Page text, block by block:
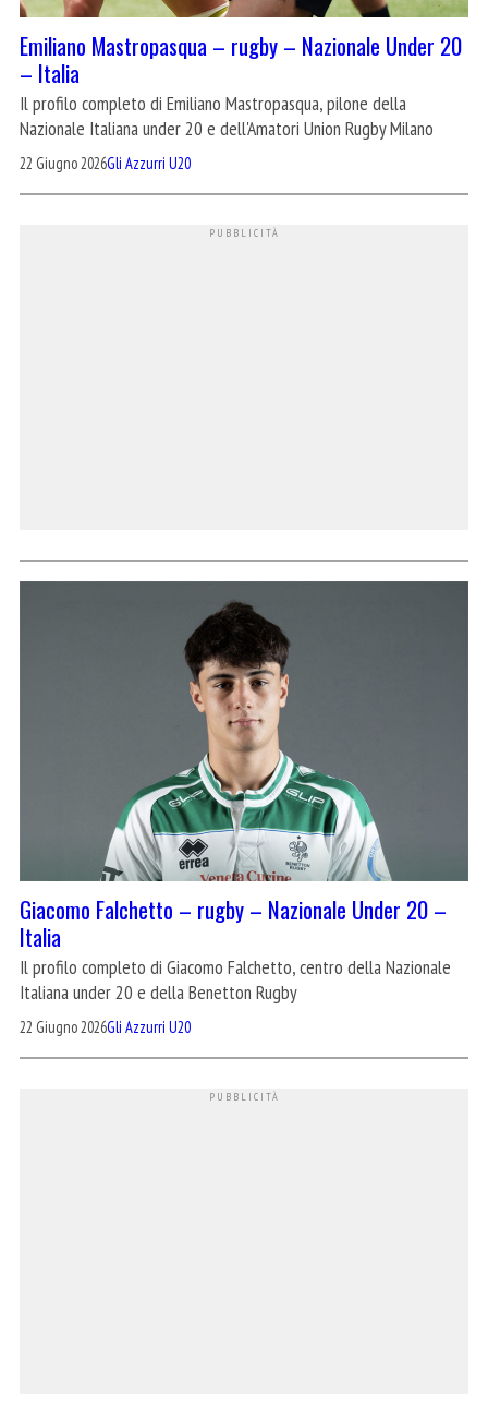
Emiliano Mastropasqua – rugby – Nazionale Under 20
– Italia
Il profilo completo di Emiliano Mastropasqua, pilone della
Nazionale Italiana under 20 e dell'Amatori Union Rugby Milano
22 Giugno 2026Gli Azzurri U20
Giacomo Falchetto – rugby – Nazionale Under 20 –
Italia
Il profilo completo di Giacomo Falchetto, centro della Nazionale
Italiana under 20 e della Benetton Rugby
22 Giugno 2026Gli Azzurri U20